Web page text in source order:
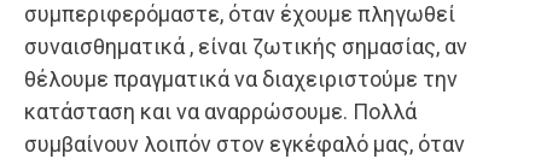
συμπεριφερόμαστε, όταν έχουμε πληγωθεί
συναισθηματικά , είναι ζωτικής σημασίας, αν
θέλουμε πραγματικά να διαχειριστούμε την
κατάσταση και να αναρρώσουμε. Πολλά
συμβαίνουν λοιπόν στον εγκέφαλό μας, όταν